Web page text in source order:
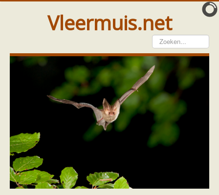
Vleermuis.net
Vleermuis gezien
Waarneming doorgeven
Wat doen wij met meldingen
Telinstructie
Waarnemingen doorgeven elders
Hulp
Vleermuis gevonden
Vanginstructie
Hulp per email
Hulp per provincie
Drenthe
Home Forum
Bescherming
red onze vleermuizen
Vergunnig lichtmasten